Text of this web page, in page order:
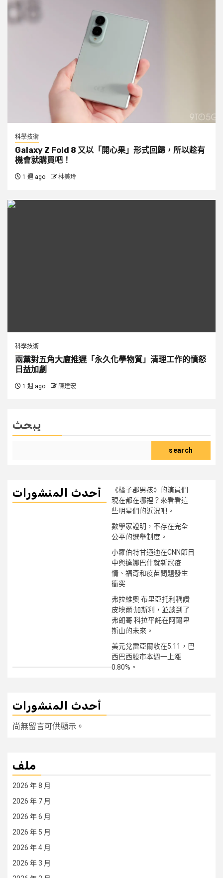
科學技術
Galaxy Z Fold 8 又以「開心果」形式回歸，所以趁有
機會就購買吧！
1 週 ago 林美玲
科學技術
兩黨對五角大廈推遲「永久化學物質」清理工作的憤怒
日益加劇
1 週 ago 陳建宏
يبحث
search
أحدث المنشورات
《橘子郡男孩》的演員們
現在都在哪裡？來看看這
些明星們的近況吧。
數學家證明，不存在完全
公平的選舉制度。
小羅伯特甘迺迪在CNN節目
中與達娜巴什就新冠疫
情、福奇和疫苗問題發生
衝突
弗拉維奧·布里亞托利稱讚
皮埃爾·加斯利，並談到了
弗朗哥·科拉平託在阿爾卑
斯山的未來。
美元兌雷亞爾收在5.11，巴
西巴西股市本週一上漲
0.80%。
أحدث المنشورات
尚無留言可供顯示。
ملف
2026 年 8 月
2026 年 7 月
2026 年 6 月
2026 年 5 月
2026 年 4 月
2026 年 3 月